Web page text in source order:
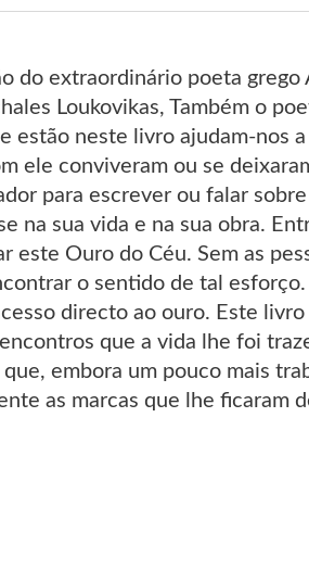
do extraordinário poeta grego
Loukovikas, Também o
estão neste livro ajudam-nos
ele conviveram ou se
para escrever ou falar
na sua vida e na sua obra.
este Ouro do Céu. Sem as
o sentido de tal
directo ao ouro. Este
que a vida lhe foi
embora um pouco mais
as marcas que lhe ficaram